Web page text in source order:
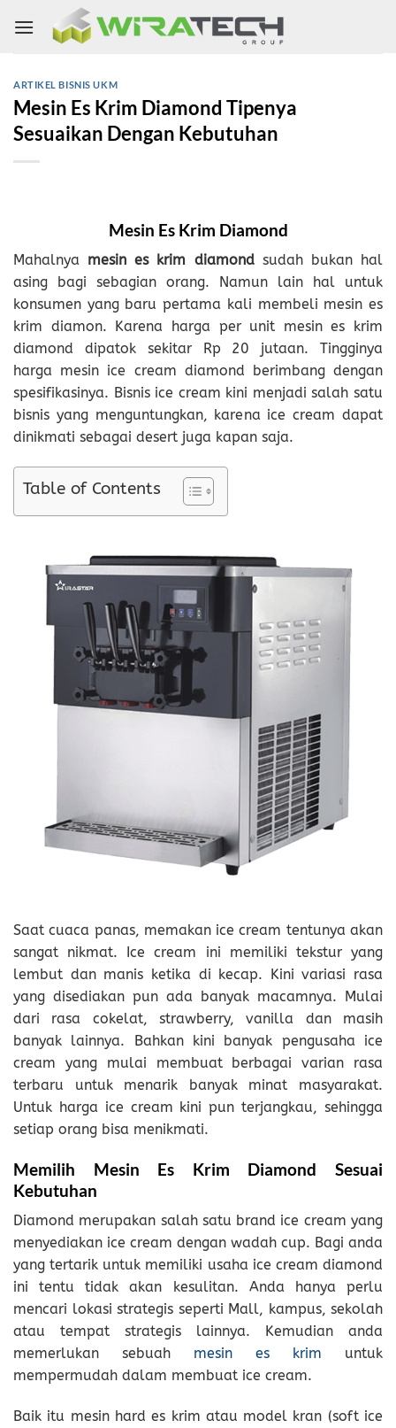
ARTIKEL BISNIS UKM
Mesin Es Krim Diamond Tipenya
Sesuaikan Dengan Kebutuhan
Mesin Es Krim Diamond
Mahalnya mesin es krim diamondsudah bukan hal
asing bagi sebagian orang. Namun lain hal untuk
konsumen yang baru pertama kali membeli mesin es
krim diamon. Karena harga per unit mesin es krim
diamond dipatok sekitar Rp 20 jutaan. Tingginya
harga mesin ice cream diamond berimbang dengan
spesifikasinya. Bisnis ice cream kini menjadi salah satu
bisnis yang menguntungkan, karena ice cream dapat
dinikmati sebagai desert juga kapan saja.
Table of Contents
Saat cuaca panas, memakan ice cream tentunya akan
sangat nikmat. Ice cream ini memiliki tekstur yang
lembut dan manis ketika di kecap. Kini variasi rasa
yang disediakan pun ada banyak macamnya. Mulai
dari rasa cokelat, strawberry, vanilla dan masih
banyak lainnya. Bahkan kini banyak pengusaha ice
cream yang mulai membuat berbagai varian rasa
terbaru untuk menarik banyak minat masyarakat.
Untuk harga ice cream kini pun terjangkau, sehingga
setiap orang bisa menikmati.
Memilih Mesin Es Krim Diamond Sesuai
Kebutuhan
Diamond merupakan salah satu brand ice cream yang
menyediakan ice cream dengan wadah cup. Bagi anda
yang tertarik untuk memiliki usaha ice cream diamond
ini tentu tidak akan kesulitan. Anda hanya perlu
mencari lokasi strategis seperti Mall, kampus, sekolah
atau tempat strategis lainnya. Kemudian anda
memerlukan sebuah mesin es krim untuk
mempermudah dalam membuat ice cream.
Baik itu mesin hard es krim atau model kran (soft ice